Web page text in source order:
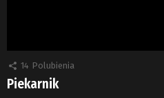
14 Polubienia
Piekarnik